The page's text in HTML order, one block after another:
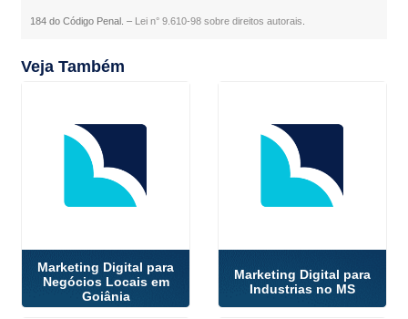
184 do Código Penal. – Lei n° 9.610-98 sobre direitos autorais
Veja Também
Marketing Digital para
Negócios Locais em
Goiânia
Marketing Digital para
Industrias no MS